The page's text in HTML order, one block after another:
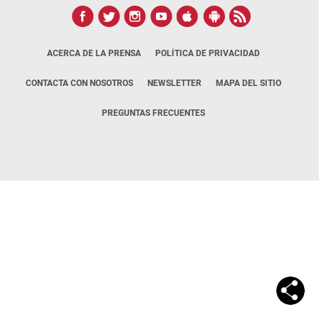
ACERCA DE LA PRENSA POLÍTICA DE PRIVACIDAD
CONTACTA CON NOSOTROS NEWSLETTER MAPA DEL SITIO
PREGUNTAS FRECUENTES